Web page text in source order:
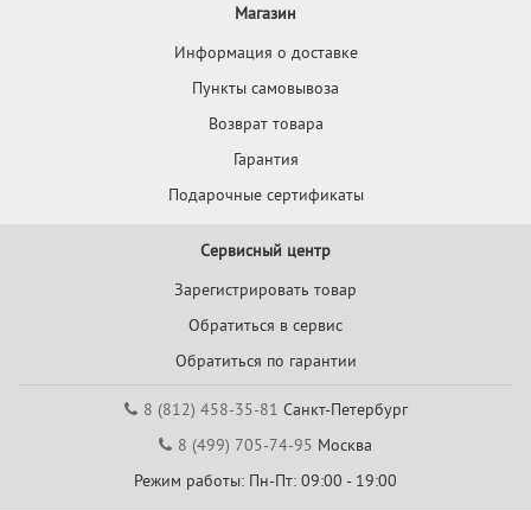
Магазин
Информация о доставке
Пункты самовывоза
Возврат товара
Гарантия
Подарочные сертификаты
Сервисный центр
Зарегистрировать товар
Обратиться в сервис
Обратиться по гарантии
8 (812) 458-35-81 Санкт-Петербург
8 (499) 705-74-95 Москва
Режим работы: Пн-Пт: 09:00 - 19:00